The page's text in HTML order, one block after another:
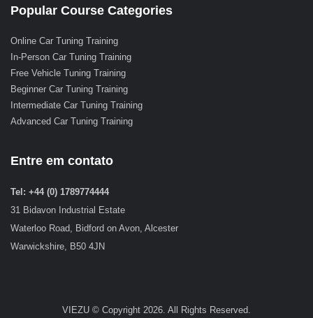
Popular Course Categories
Online Car Tuning Training
In-Person Car Tuning Training
Free Vehicle Tuning Training
Beginner Car Tuning Training
Intermediate Car Tuning Training
Advanced Car Tuning Training
Entre em contato
Tel: +44 (0) 1789774444
31 Bidavon Industrial Estate
Waterloo Road, Bidford on Avon, Alcester
Warwickshire, B50 4JN
VIEZU © Copyright 2026. All Rights Reserved.